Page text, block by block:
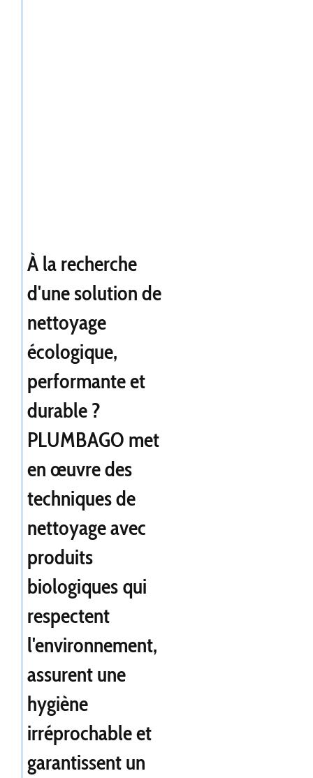
À la recherche
d'une solution de
nettoyage
écologique,
performante et
durable ?
PLUMBAGO met
en œuvre des
techniques de
nettoyage avec
produits
biologiques qui
respectent
l'environnement,
assurent une
hygiène
irréprochable et
garantissent un